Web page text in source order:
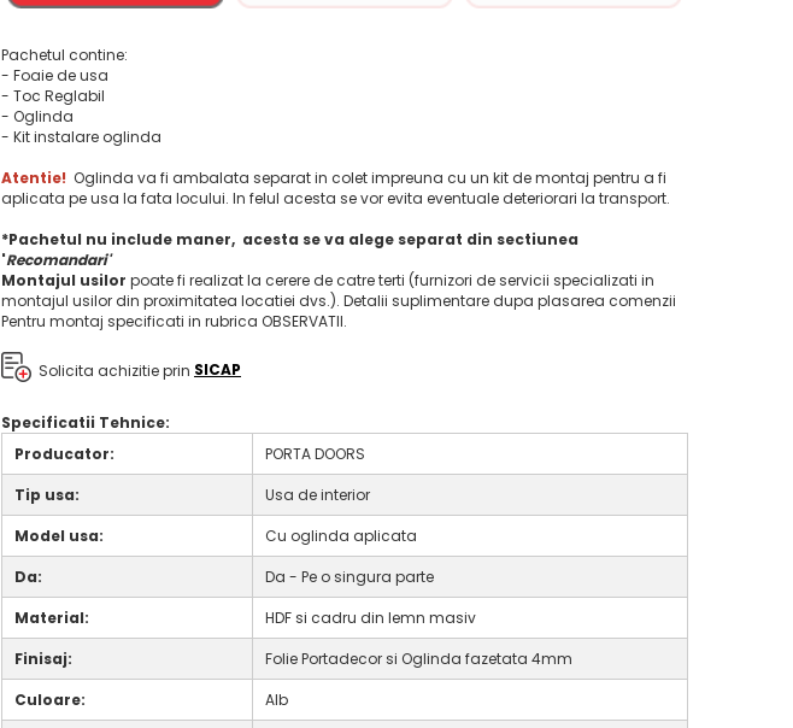
Pachetul contine:
- Foaie de usa
- Toc Reglabil
- Oglinda
- Kit instalare oglinda
Atentie! Oglinda va fi ambalata separat in colet impreuna cu un kit de montaj pentru a fi
aplicata pe usa la fata locului. In felul acesta se vor evita eventuale deteriorari la transport.
*Pachetul nu include maner, acesta se va alege separat din sectiunea
'Recomandari'
Montajul usilor poate fi realizat la cerere de catre terti (furnizori de servicii specializati in
montajul usilor din proximitatea locatiei dvs.). Detalii suplimentare dupa plasarea comenzii
Pentru montaj specificati in rubrica OBSERVATII.
Solicita achizitie prin SICAP
Specificatii Tehnice:
Producator:
PORTA DOORS
Tip usa:
Usa de interior
Model usa:
Cu oglinda aplicata
Da:
Da - Pe o singura parte
Material:
HDF si cadru din lemn masiv
Finisaj:
Folie Portadecor si Oglinda fazetata 4mm
Culoare:
Alb